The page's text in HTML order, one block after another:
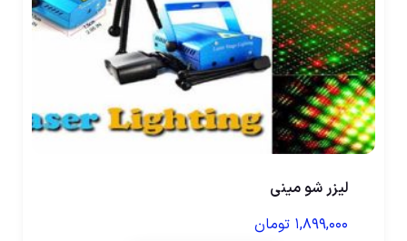
لیزر شو مینی
۱,۸۹۹,۰۰۰ تومان